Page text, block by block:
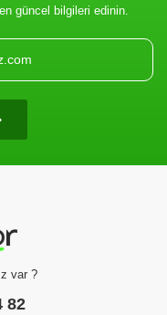
güncel bilgileri edinin.
var ?
82